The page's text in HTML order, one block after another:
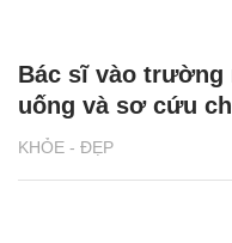
KHỎE - ĐẸP
Bác sĩ vào trường
uống và sơ cứu